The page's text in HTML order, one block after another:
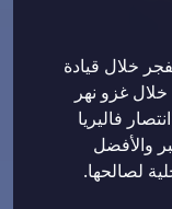
خلال قيادة
غزو نهر
فاليريا
والأفضل
لصالحها.